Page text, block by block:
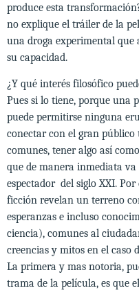
produce esta
no explique el tráiler de la
una droga experimental que
su capacidad.
¿Y qué interés filosófico
Pues si lo tiene, porque una
puede permitirse ninguna
conectar con el gran
comunes, tener algo así
que de manera inmediata
espectador del siglo XXI.
ficción revelan un terreno
esperanzas e incluso
ciencia), comunes al
creencias y mitos en el caso
La primera y mas notoria,
trama de la película, es que